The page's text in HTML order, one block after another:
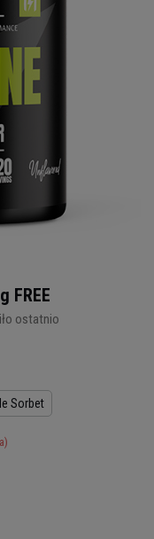
FREE
ostatnio
Sorbet